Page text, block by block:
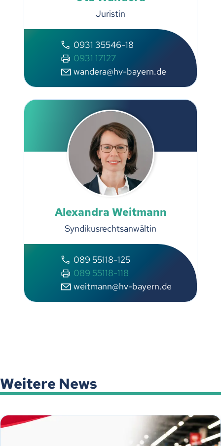
Juristin
0931 35546-18
0931 17127
w nd r hv-b y rn d
Alexandra Weitmann
Syndikusrechtsanwältin
089 55118-125
089 55118-118
w
tm nn hv-b y rn d
Weitere News